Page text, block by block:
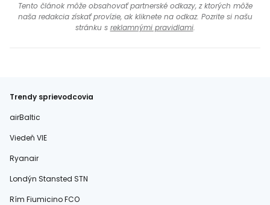
Tento článok môže obsahovať partnerské odkazy, z ktorých môže
naša redakcia získať provízie, ak kliknete na odkaz. Pozrite si našu
stránku s reklamnými pravidlami.
Trendy sprievodcovia
airBaltic
Viedeň VIE
Ryanair
Londýn Stansted STN
Rím Fiumicino FCO